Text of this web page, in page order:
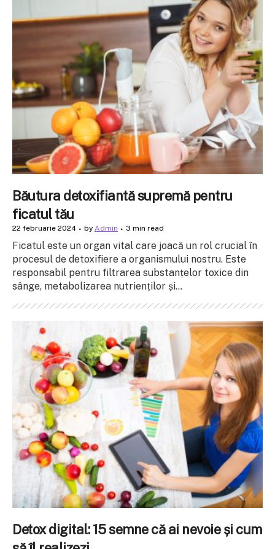
Băutura detoxifiantă supremă pentru
ficatul tău
22 februarie 2024 by Admin 3 min read
Ficatul este un organ vital care joacă un rol crucial în
procesul de detoxifiere a organismului nostru. Este
responsabil pentru filtrarea substanțelor toxice din
sânge, metabolizarea nutrienților și...
Detox digital: 15 semne că ai nevoie și cum